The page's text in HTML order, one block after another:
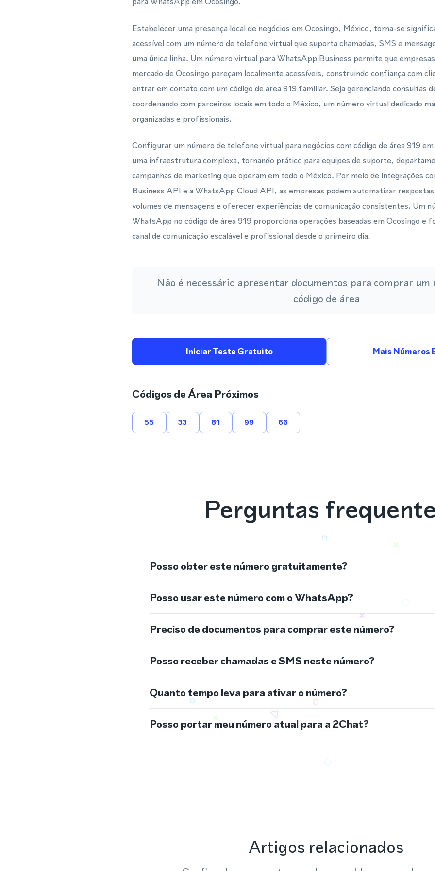
Estabelecer uma presença local de negócios em Ocosingo, México, torna-se
acessível com um número de telefone virtual que suporta chamadas, SMS e
uma única linha. Um número virtual para WhatsApp Business permite que
mercado de Ocosingo pareçam localmente acessíveis, construindo confiança com
entrar em contato com um código de área 919 familiar. Seja gerenciando consultas
coordenando com parceiros locais em todo o México, um número virtual dedicado
organizadas e profissionais.
Configurar um número de telefone virtual para negócios com código de área 919
uma infraestrutura complexa, tornando prático para equipes de suporte,
campanhas de marketing que operam em todo o México. Por meio de integrações
Business API e a WhatsApp Cloud API, as empresas podem automatizar
volumes de mensagens e oferecer experiências de comunicação consistentes. Um
WhatsApp no código de área 919 proporciona operações baseadas em Ocosingo e
canal de comunicação escalável e profissional desde o primeiro dia.
Não é necessário apresentar documentos para comprar um
código de área
Iniciar Teste Gratuito Mais Números
Códigos de Área Próximos
55 33 81 99 66
Perguntas
Posso obter este número gratuitamente?
Posso usar este número com o WhatsApp?
Preciso de documentos para comprar este número?
Posso receber chamadas e SMS neste número?
Quanto tempo leva para ativar o número?
Posso portar meu número atual para a 2Chat?
Artigos relacionados